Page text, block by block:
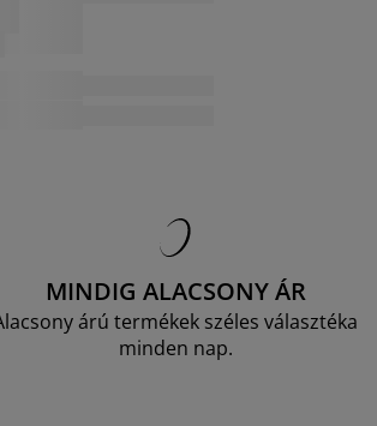
MINDIG ALACSONY ÁR
árú termékek széles választéka
minden nap.